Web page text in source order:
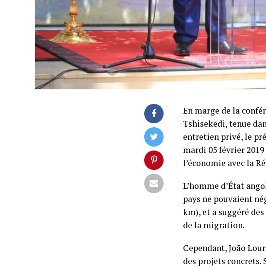
En marge de la
Tshisekedi, tenue
entretien privé, le
mardi 05 février
l’économie avec la
L’homme d’État
pays ne pouvaient
km), et a suggéré
de la migration.
Cependant, João
des projets concrets.